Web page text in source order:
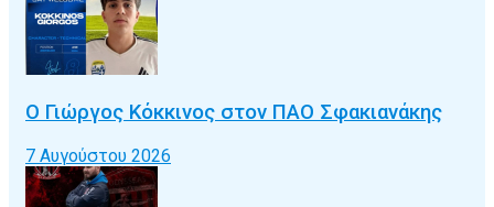
Ο Γιώργος Κόκκινος στον ΠΑΟ Σφακιανάκης
7 Αυγούστου 2026